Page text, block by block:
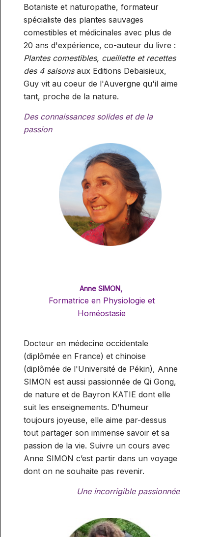
Botaniste et naturopathe, formateur
spécialiste des plantes sauvages
comestibles et médicinales avec plus de
20 ans d'expérience, co-auteur du livre :
Plantes comestibles, cueillette et recettes
des 4 saisonsaux Editions Debaisieux,
Guy vit au coeur de l'Auvergne qu'il aime
tant, proche de la nature.
Des connaissances solides et de la
passion
Anne SIMON,
Formatrice en Physiologie et
Homéostasie
Docteur en médecine occidentale
(diplômée en France) et chinoise
(diplômée de l'Université de Pékin), Anne
SIMON est aussi passionnée de Qi Gong,
de nature et de Bayron KATIE dont elle
suit les enseignements. D’humeur
toujours joyeuse, elle aime par-dessus
tout partager son immense savoir et sa
passion de la vie. Suivre un cours avec
Anne SIMON c’est partir dans un voyage
dont on ne souhaite pas revenir.
Une incorrigible passionnée